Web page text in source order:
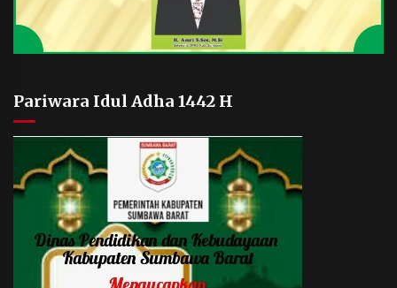
Pariwara Idul Adha 1442 H